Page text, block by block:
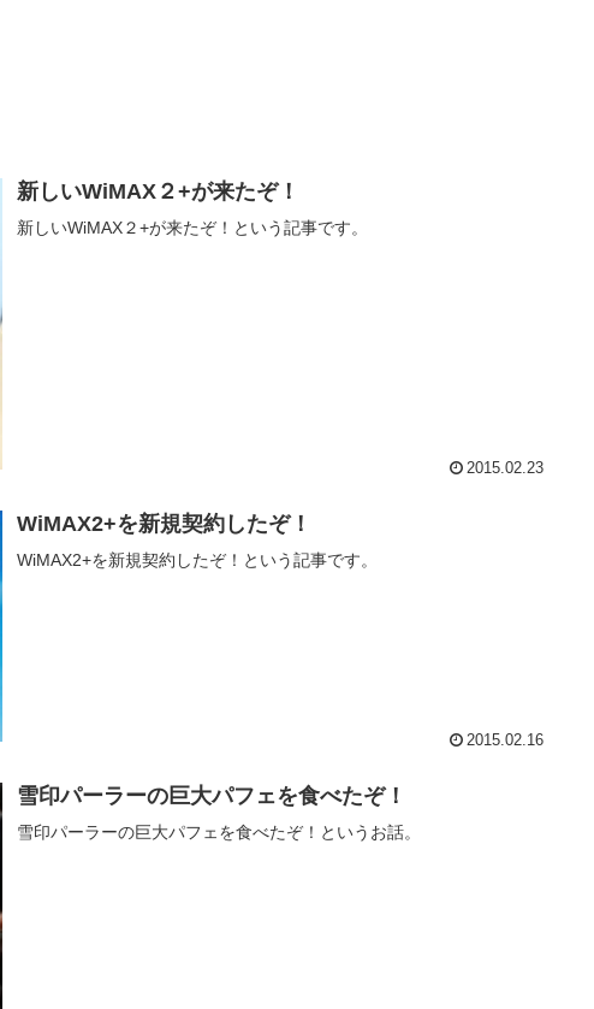
新しいWiMAX２+が来たぞ！
新しいWiMAX２+が来たぞ！という記事です。
2015.02.23
WiMAX2+を新規契約したぞ！
WiMAX2+を新規契約したぞ！という記事です。
2015.02.16
雪印パーラーの巨大パフェを食べたぞ！
雪印パーラーの巨大パフェを食べたぞ！というお話。